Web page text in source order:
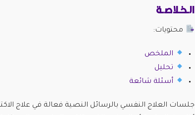
الـخـلاصـة
محتويات:
الملخص
تحليل
أسئلة شائعة
جلسات العلاج النفسي بالرسائل النصية فعالة في علاج